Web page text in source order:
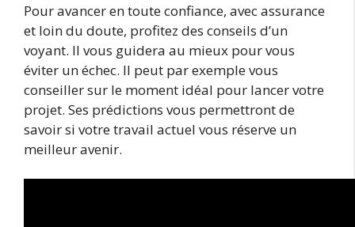
Pour avancer en toute confiance, avec assurance
et loin du doute, profitez des conseils d’un
voyant. Il vous guidera au mieux pour vous
éviter un échec. Il peut par exemple vous
conseiller sur le moment idéal pour lancer votre
projet. Ses prédictions vous permettront de
savoir si votre travail actuel vous réserve un
meilleur avenir.